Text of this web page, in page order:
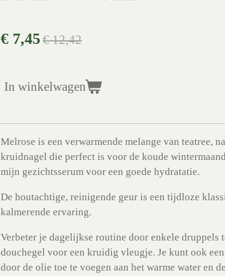
€ 7,45 € 12,42
In winkelwagen
Melrose is een verwarmende melange van teatree,
kruidnagel die perfect is voor de koude
mijn gezichtsserum voor een goede hydratatie.
De houtachtige, reinigende geur is een tijdloze
kalmerende ervaring.
Verbeter je dagelijkse routine door enkele druppels
douchegel voor een kruidig vleugje. Je kunt ook
door de olie toe te voegen aan het warme water en